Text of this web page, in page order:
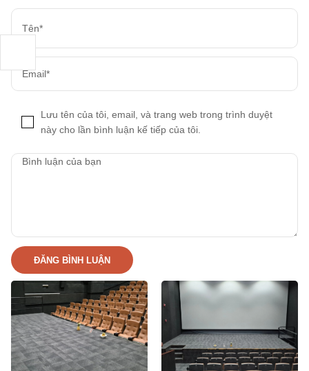
ĐĂNG BÌNH LUẬN
Lưu tên của tôi, email, và trang web trong trình duyệt
này cho lần bình luận kế tiếp của tôi.